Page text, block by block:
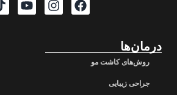
درمان‌ها
روش‌های کاشت مو
جراحی زیبایی